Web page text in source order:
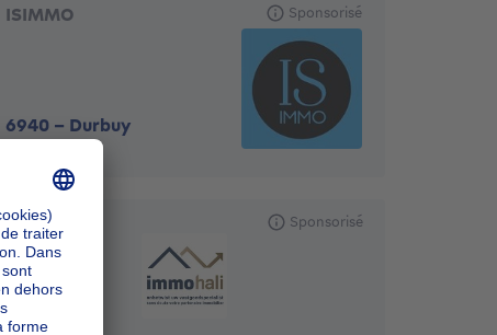
ISIMMO
6940 - Durbuy
Sponsorisé
Sponsorisé